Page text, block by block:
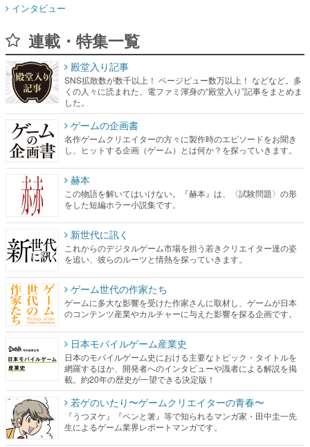
インタビュー
連載・特集一覧
殿堂入り記事
SNS拡散数が数千以上！ ページビュー数万以上！ などなど。多
くの人々に読まれた、電ファミ渾身の“殿堂入り”記事をまとめま
した。
ゲームの企画書
名作ゲームクリエイターの方々に製作時のエピソードをお聞き
し、ヒットする企画（ゲーム）とは何か？を探っていきます。
赫本
この物語を解いてはいけない。『赫本』は、〈試験問題〉の形
をした短編ホラー小説集です。
新世代に訊く
これからのデジタルゲーム市場を担う若きクリエイター達の姿
を追い、彼らのルーツと情熱を探っていきます。
ゲーム世代の作家たち
ゲームに多大な影響を受けた作家さんに取材し、ゲームが日本
のコンテンツ産業やカルチャーに与えた影響を探る企画です。
日本モバイルゲーム産業史
日本のモバイルゲーム史における主要なトピック・タイトルを
網羅するほか、開発者へのインタビューや識者による解説を掲
載。約20年の歴史が一望できる決定版！
若ゲのいたり〜ゲームクリエイターの青春〜
『うつヌケ』『ペンと箸』等で知られるマンガ家・田中圭一先
生によるゲーム業界レポートマンガです。